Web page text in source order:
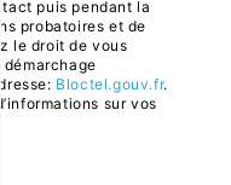
puis pendant la
probatoires et de
le droit de vous
Bloctel.gouv.fr.
sur vos